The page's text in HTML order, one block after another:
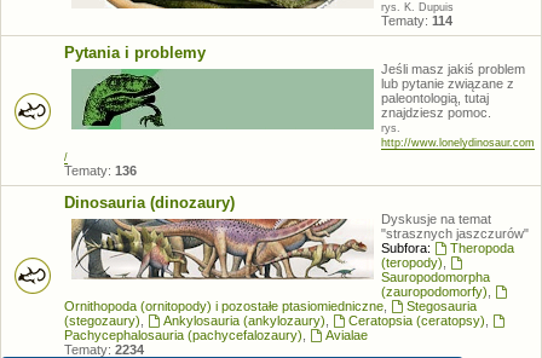
rys. K. Dupuis
Tematy: 114
Pytania i problemy
Jeśli masz jakiś problem
lub pytanie związane z
paleontologią, tutaj
znajdziesz pomoc.
rys.
http://www.lonelydinosaur.com
/
Tematy: 136
Dinosauria (dinozaury)
Dyskusje na temat
"strasznych jaszczurów"
Subfora:
Theropoda
(teropody)
Sauropodomorpha
(zauropodomorfy)
Ornithopoda (ornitopody) i pozostałe ptasiomiedniczne
Stegosauria
(stegozaury)
Ankylosauria (ankylozaury) Ceratopsia (ceratopsy)
Pachycephalosauria (pachycefalozaury)
Avialae
Tematy: 2234